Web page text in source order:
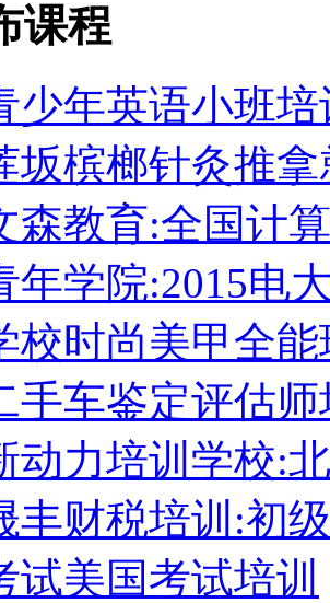
课程
少年英语小班培
坂槟榔针灸推
森教育:全国计
年学院:2015电
校时尚美甲全能
手车鉴定评估
动力培训学校:
丰财税培训:初
试美国考试培训